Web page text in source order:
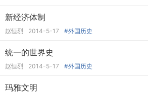
新经济体制
赵恒烈 2014-5-17 #外国历史
统一的世界史
赵恒烈 2014-5-17 #外国历史
玛雅文明